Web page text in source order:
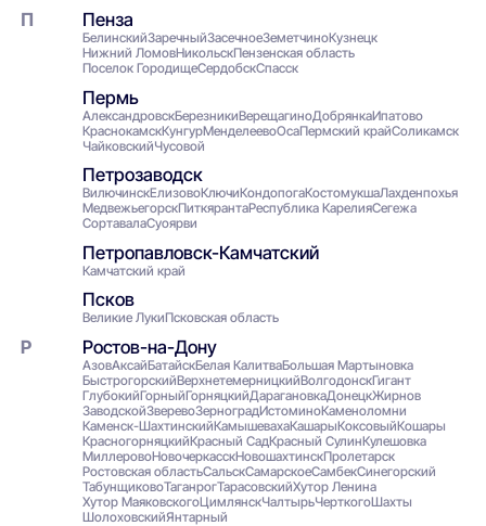
Пенза
БелинскийЗаречныйЗасечноеЗеметчиноКузнецк
Нижний ЛомовНикольскПензенская область
Поселок ГородищеСердобскСпасск
Пермь
АлександровскБерезникиВерещагиноДобрянкаИпатово
КраснокамскКунгурМенделеевоОсаПермский крайСоликамск
ЧайковскийЧусовой
Петрозаводск
ВилючинскЕлизовоКлючиКондопогаКостомукшаЛахденпохья
МедвежьегорскПиткярантаРеспублика КарелияСегежа
СортавалаСуоярви
Петропавловск-Камчатский
Камчатский край
Псков
Великие ЛукиПсковская область
Ростов-на-Дону
АзовАксайБатайскБелая КалитваБольшая Мартыновка
БыстрогорскийВерхнетемерницкийВолгодонскГигант
ГлубокийГорныйГорняцкийДарагановкаДонецкЖирнов
ЗаводскойЗверевоЗерноградИстоминоКаменоломни
Каменск-ШахтинскийКамышевахаКашарыКоксовыйКошары
КрасногорняцкийКрасный СадКрасный СулинКулешовка
МиллеровоНовочеркасскНовошахтинскПролетарск
Ростовская областьСальскСамарскоеСамбекСинегорский
ТабунщиковоТаганрогТарасовскийХутор Ленина
Хутор МаяковскогоЦимлянскЧалтырьЧерткогоШахты
ШолоховскийЯнтарный